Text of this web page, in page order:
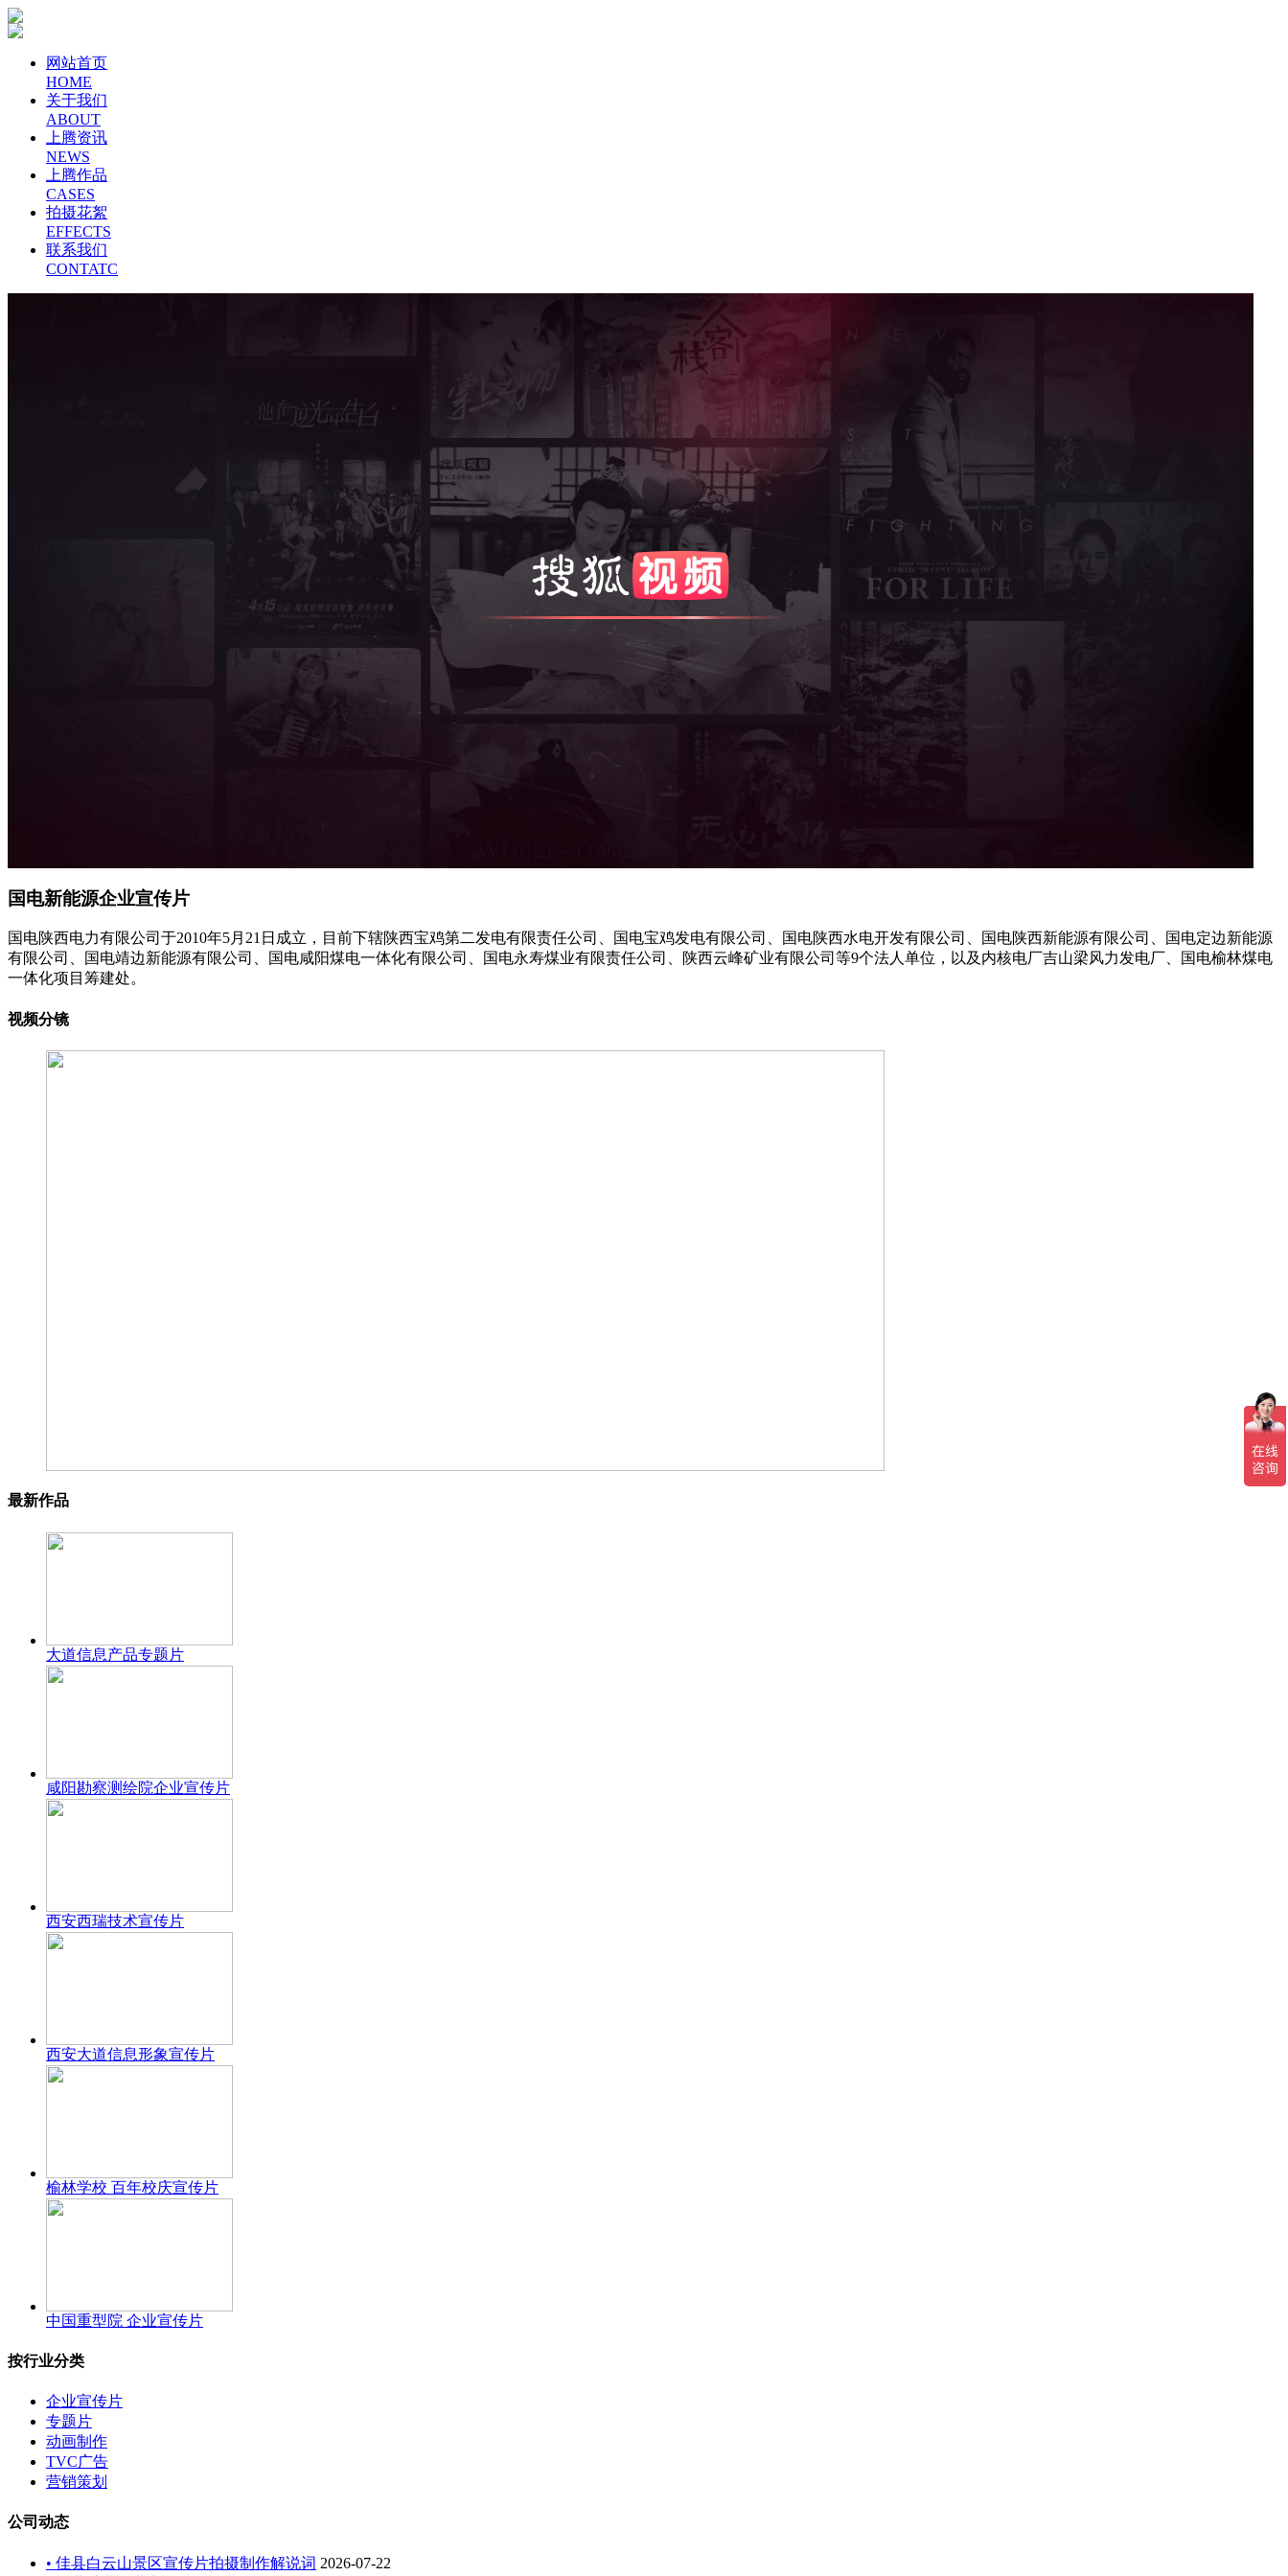
网站首页
HOME
关于我们
ABOUT
上腾资讯
NEWS
上腾作品
CASES
拍摄花絮
EFFECTS
联系我们
CONTATC
国电新能源企业宣传片
国电陕西电力有限公司于2010年5月21日成立，目前下辖陕西宝鸡第二发电有限责任公司、国电宝鸡发电有限公司、国电陕西水电开发有限公司、国电陕西新能源有限公司、国电定边新能源
有限公司、国电靖边新能源有限公司、国电咸阳煤电一体化有限公司、国电永寿煤业有限责任公司、陕西云峰矿业有限公司等9个法人单位，以及内核电厂吉山梁风力发电厂、国电榆林煤电
一体化项目筹建处。
视频分镜
最新作品
大道信息产品专题片
咸阳勘察测绘院企业宣传片
西安西瑞技术宣传片
西安大道信息形象宣传片
榆林学校 百年校庆宣传片
中国重型院 企业宣传片
按行业分类
企业宣传片
专题片
动画制作
TVC广告
营销策划
公司动态
• 佳县白云山景区宣传片拍摄制作解说词 2026-07-22